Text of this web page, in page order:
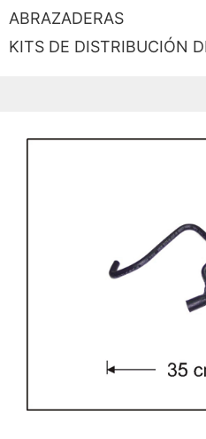
ABRAZADERAS
KITS DE DISTRIBUCIÓN